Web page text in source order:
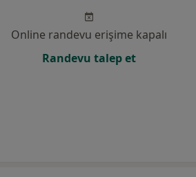
Online randevu erişime kapalı
Randevu talep et